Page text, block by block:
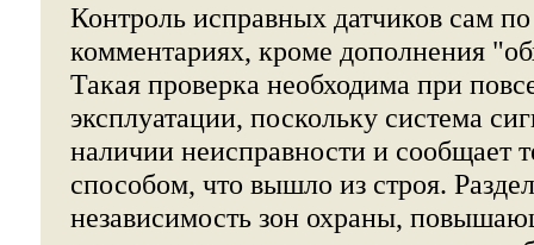
Контроль исправных датчиков сам
комментариях, кроме дополнения
Такая проверка необходима при
эксплуатации, поскольку система
наличии неисправности и сообщает
способом, что вышло из строя.
независимость зон охраны,